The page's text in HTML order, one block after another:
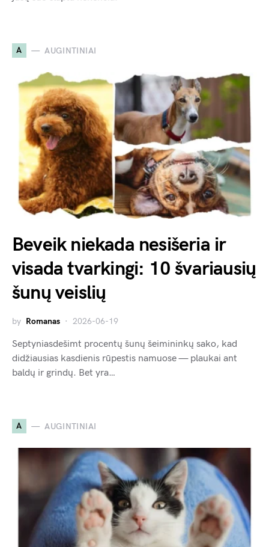
A AUGINTINIAI
Beveik niekada nesišeria ir
visada tvarkingi: 10 švariausių
šunų veislių
by Romanas 2026-06-19
Septyniasdešimt procentų šunų šeimininkų sako, kad
didžiausias kasdienis rūpestis namuose — plaukai ant
baldų ir grindų. Bet yra…
A AUGINTINIAI